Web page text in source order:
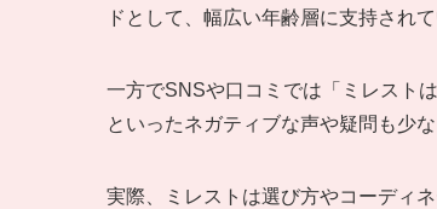
ドとして、幅広い年齢層に支持されて
一方でSNSや口コミでは「ミレスト
といったネガティブな声や疑問も少な
実際、ミレストは選び方やコーディ